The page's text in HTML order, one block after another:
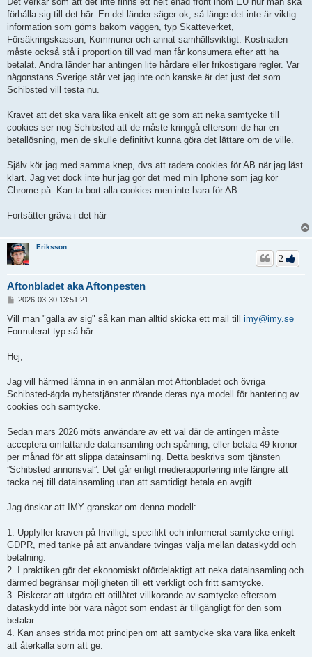
förhålla sig till det här. En del länder säger ok, så länge det inte är viktig
information som göms bakom väggen, typ Skatteverket,
Försäkringskassan, Kommuner och annat samhällsviktigt. Kostnaden
måste också stå i proportion till vad man får konsumera efter att ha
betalat. Andra länder har antingen lite hårdare eller frikostigare regler. Var
någonstans Sverige står vet jag inte och kanske är det just det som
Schibsted vill testa nu.
Kravet att det ska vara lika enkelt att ge som att neka samtycke till
cookies ser nog Schibsted att de måste kringgå eftersom de har en
betallösning, men de skulle definitivt kunna göra det lättare om de ville.
Själv kör jag med samma knep, dvs att radera cookies för AB när jag läst
klart. Jag vet dock inte hur jag gör det med min Iphone som jag kör
Chrome på. Kan ta bort alla cookies men inte bara för AB.
Fortsätter gräva i det här
Eriksson
Aftonbladet aka Aftonpesten
2
l
g
2026-03-30 13:51:21
Vill man "gälla av sig" så kan man alltid skicka ett mail till imy@imy.se
Formulerat typ så här.
Hej,
Jag vill härmed lämna in en anmälan mot Aftonbladet och övriga
Schibsted-ägda nyhetstjänster rörande deras nya modell för hantering av
cookies och samtycke.
Sedan mars 2026 möts användare av ett val där de antingen måste
acceptera omfattande datainsamling och spårning, eller betala 49 kronor
per månad för att slippa datainsamling. Detta beskrivs som tjänsten
”Schibsted annonsval”. Det går enligt medierapportering inte längre att
tacka nej till datainsamling utan att samtidigt betala en avgift.
Jag önskar att IMY granskar om denna modell:
1. Uppfyller kraven på frivilligt, specifikt och informerat samtycke enligt
GDPR, med tanke på att användare tvingas välja mellan dataskydd och
betalning.
2. I praktiken gör det ekonomiskt ofördelaktigt att neka datainsamling och
därmed begränsar möjligheten till ett verkligt och fritt samtycke.
3. Riskerar att utgöra ett otillåtet villkorande av samtycke eftersom
dataskydd inte bör vara något som endast är tillgängligt för den som
betalar.
4. Kan anses strida mot principen om att samtycke ska vara lika enkelt
att återkalla som att ge.